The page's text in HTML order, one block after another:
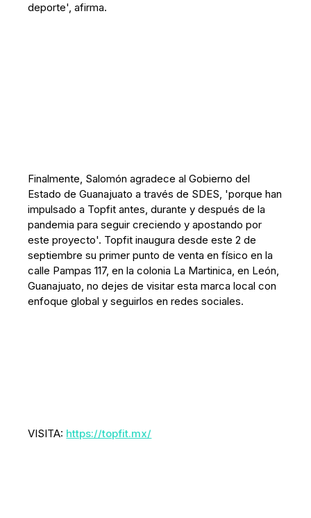
deporte', afirma.
Finalmente, Salomón agradece al Gobierno del
Estado de Guanajuato a través de SDES, 'porque han
impulsado a Topfit antes, durante y después de la
pandemia para seguir creciendo y apostando por
este proyecto'. Topfit inaugura desde este 2 de
septiembre su primer punto de venta en físico en la
calle Pampas 117, en la colonia La Martinica, en León,
Guanajuato, no dejes de visitar esta marca local con
enfoque global y seguirlos en redes sociales.
VISITA: https://topfit.mx/